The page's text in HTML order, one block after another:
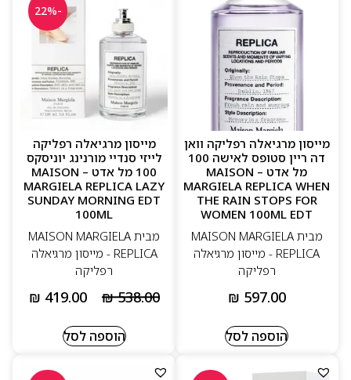
מייסון מרגיאלה רפליקה וואן
דה ריין סטופס לאישה 100
מל אדט – MAISON
MARGIELA REPLICA WHEN
THE RAIN STOPS FOR
WOMEN 100ML EDT
מבית MAISON MARGIELA
REPLICA - מייסון מרגיאלה
רפליקה
₪ 597.00
הוספה לסל
-22%
מייסון מרגיאלה רפליקה
לייזי סנדיי מורנינג יוניסקס
100 מל אדט – MAISON
MARGIELA REPLICA LAZY
SUNDAY MORNING EDT
100ML
מבית MAISON MARGIELA
REPLICA - מייסון מרגיאלה
רפליקה
₪538.00
₪ 419.00
הוספה לסל